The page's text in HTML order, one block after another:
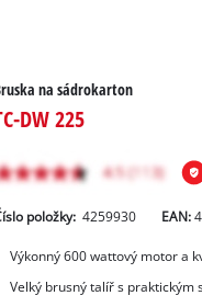
na sádrokarton
DW 225
položky: 4259930 EAN:
Výkonný 600 wattový motor a
Velký brusný talíř s praktickým